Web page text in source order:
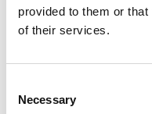
provided to them or
of their services.
Selection
Necessary
Tonttitarjontaan pääset